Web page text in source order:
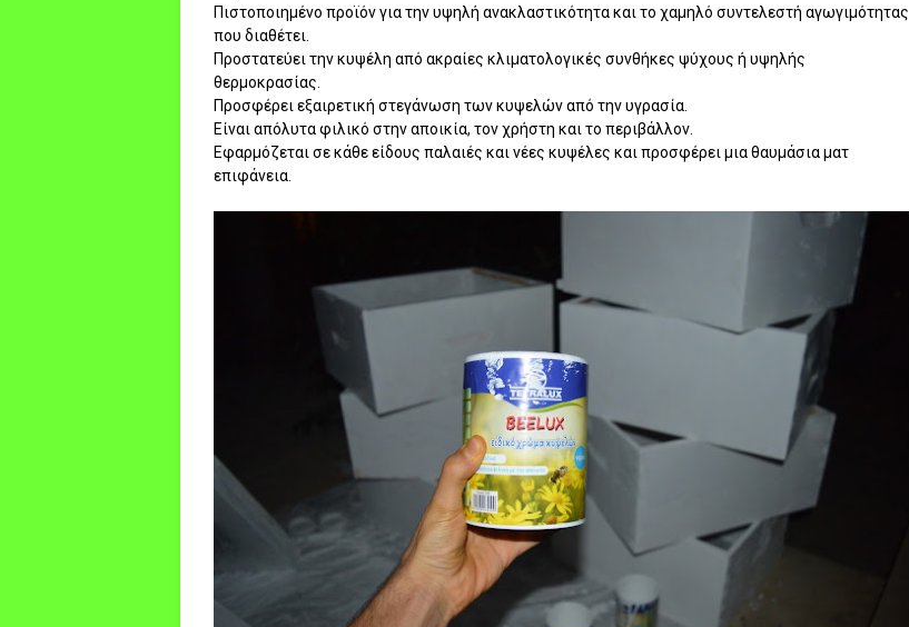
Πιστοποιημένο προϊόν για την υψηλή ανακλαστικότητα και το χαμηλό συντελεστή αγωγιμότητας
που διαθέτει.
Προστατεύει την κυψέλη από ακραίες κλιματολογικές συνθήκες ψύχους ή υψηλής
θερμοκρασίας.
Προσφέρει εξαιρετική στεγάνωση των κυψελών από την υγρασία.
Είναι απόλυτα φιλικό στην αποικία, τον χρήστη και το περιβάλλον.
Εφαρμόζεται σε κάθε είδους παλαιές και νέες κυψέλες και προσφέρει μια θαυμάσια ματ
επιφάνεια.